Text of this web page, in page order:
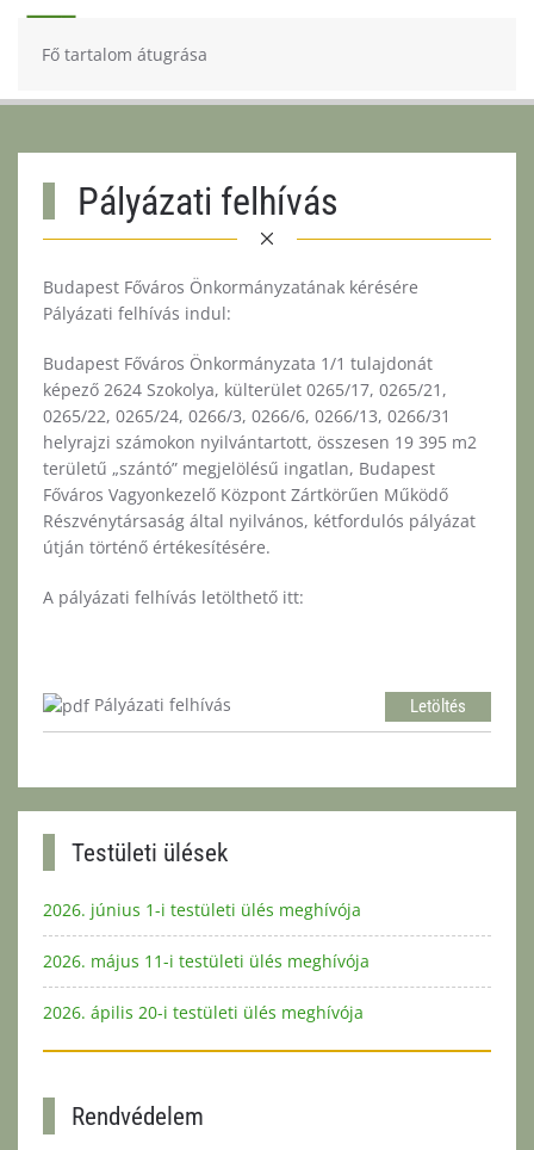
Fő tartalom átugrása
Pályázati felhívás
Budapest Főváros Önkormányzatának kérésére
Pályázati felhívás indul:
Budapest Főváros Önkormányzata 1/1 tulajdonát
képező 2624 Szokolya, külterület 0265/17, 0265/21,
0265/22, 0265/24, 0266/3, 0266/6, 0266/13, 0266/31
helyrajzi számokon nyilvántartott, összesen 19 395 m2
területű „szántó” megjelölésű ingatlan, Budapest
Főváros Vagyonkezelő Központ Zártkörűen Működő
Részvénytársaság által nyilvános, kétfordulós pályázat
útján történő értékesítésére.
A pályázati felhívás letölthető itt:
Pályázati felhívás Letöltés
Testületi ülések
2026. június 1-i testületi ülés meghívója
2026. május 11-i testületi ülés meghívója
2026. ápilis 20-i testületi ülés meghívója
Rendvédelem